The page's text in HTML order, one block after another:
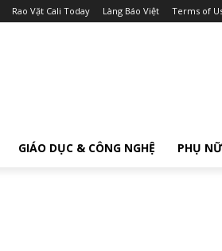
Rao Vặt Cali Today Làng Báo Việt Terms of
GIÁO DỤC & CÔNG NGHỆ PHỤ NỮ